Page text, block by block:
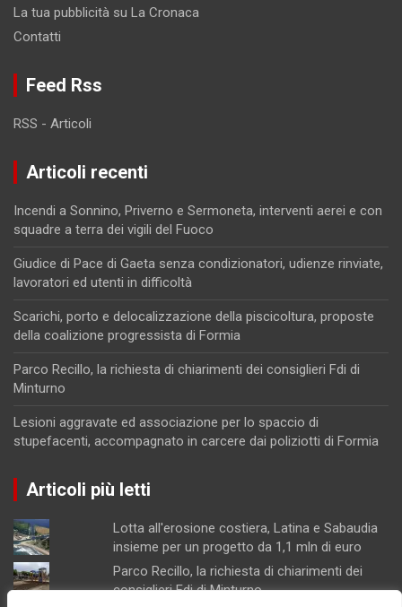
La tua pubblicità su La Cronaca
Contatti
Feed Rss
RSS - Articoli
Articoli recenti
Incendi a Sonnino, Priverno e Sermoneta, interventi aerei e con
squadre a terra dei vigili del Fuoco
Giudice di Pace di Gaeta senza condizionatori, udienze rinviate,
lavoratori ed utenti in difficoltà
Scarichi, porto e delocalizzazione della piscicoltura, proposte
della coalizione progressista di Formia
Parco Recillo, la richiesta di chiarimenti dei consiglieri Fdi di
Minturno
Lesioni aggravate ed associazione per lo spaccio di
stupefacenti, accompagnato in carcere dai poliziotti di Formia
Articoli più letti
Lotta all'erosione costiera, Latina e Sabaudia
insieme per un progetto da 1,1 mln di euro
Parco Recillo, la richiesta di chiarimenti dei
consiglieri Fdi di Minturno